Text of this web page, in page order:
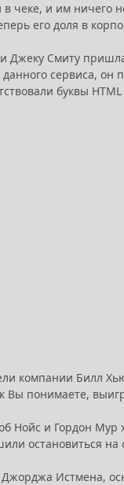
чеке, и им ничего
его доля в
Смиту
сервиса,
буквы
компании Билл
Вы понимаете,
Нойс и Гордон Мур
остановиться
Истмена,